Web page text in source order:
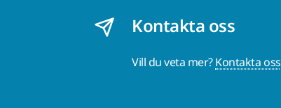
Kontakta oss
Vill du veta mer?Kontakta oss